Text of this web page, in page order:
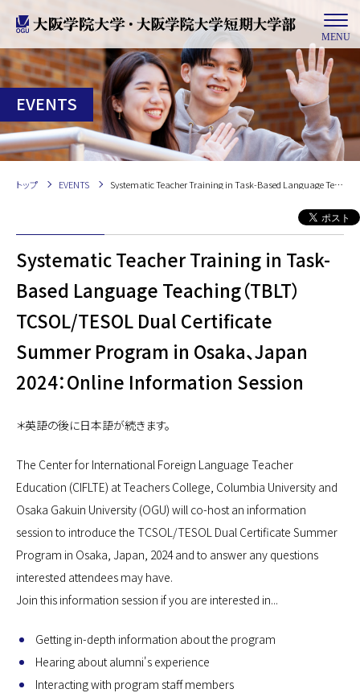
MENU
EVENTS
トップ EVENTS Systematic Teacher Training in Task-Based Language Teaching（TBLT） TCSOL/TESOL Dual Certificate Summer Program in Osaka、Japan 2024：Online Information Session
Systematic Teacher Training in Task-
Based Language Teaching（TBLT）
TCSOL/TESOL Dual Certificate
Summer Program in Osaka、Japan
2024：Online Information Session
＊英語の後に日本語が続きます。
The Center for International Foreign Language Teacher
Education (CIFLTE) at Teachers College, Columbia University and
Osaka Gakuin University (OGU) will co-host an information
session to introduce the TCSOL/TESOL Dual Certificate Summer
Program in Osaka, Japan, 2024 and to answer any questions
interested attendees may have.
Join this information session if you are interested in...
Getting in-depth information about the program
Hearing about alumni's experience
Interacting with program staff members